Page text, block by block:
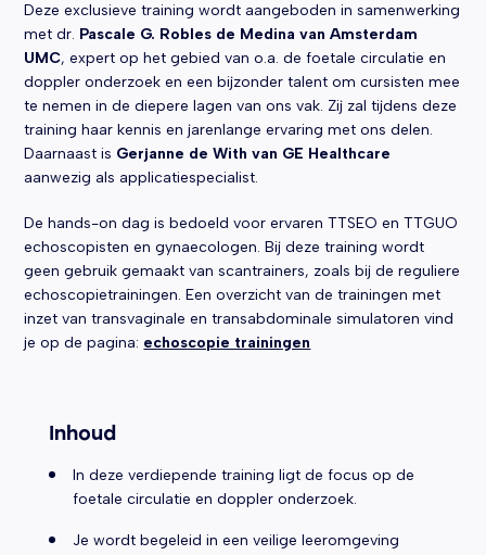
Deze exclusieve training wordt aangeboden in samenwerking
met dr. Pascale G. Robles de Medina van Amsterdam
UMC, expert op het gebied van o.a. de foetale circulatie en
doppler onderzoek en een bijzonder talent om cursisten mee
te nemen in de diepere lagen van ons vak. Zij zal tijdens deze
training haar kennis en jarenlange ervaring met ons delen.
Daarnaast is Gerjanne de With van GE Healthcare
aanwezig als applicatiespecialist.
De hands-on dag is bedoeld voor ervaren TTSEO en TTGUO
echoscopisten en gynaecologen. Bij deze training wordt
geen gebruik gemaakt van scantrainers, zoals bij de reguliere
echoscopietrainingen. Een overzicht van de trainingen met
inzet van transvaginale en transabdominale simulatoren vind
je op de pagina: echoscopie trainingen
Inhoud
In deze verdiepende training ligt de focus op de
foetale circulatie en doppler onderzoek.
Je wordt begeleid in een veilige leeromgeving